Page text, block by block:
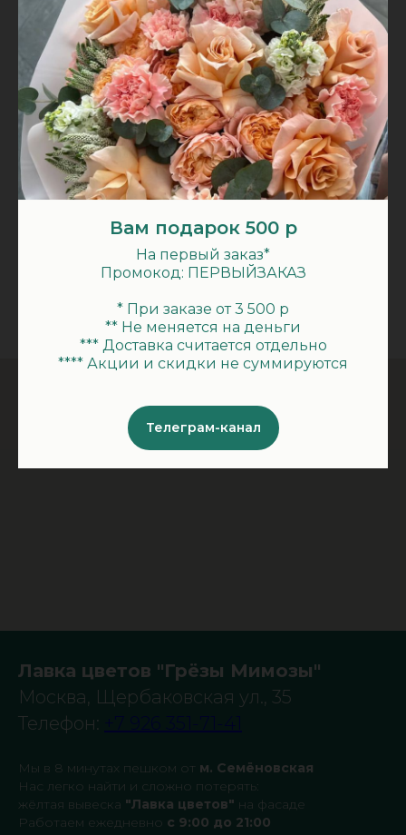
Дарим скидку 10%
За подписку на наш Телеграм-канал
Промокод: СЛАСТИМОРДАСТИ
*Акции и скидки не суммируются
Вам подарок 500 р
На первый заказ*
Промокод: ПЕРВЫЙЗАКАЗ
* При заказе от 3 500 р
** Не меняется на деньги
*** Доставка считается отдельно
**** Акции и скидки не суммируются
Телеграм-канал
А букет точно будет как на
фото?
А если я хочу другой букет?
Что насчёт доставки?
А карты принимаете?
Бонусная программа
Лавка цветов "Грёзы Мимозы"
Москва, Щербаковская ул., 35
Телефон:
Мы в 8 минутах пешком от м. Семёновская
Нас легко найти и сложно потерять:
жёлтая вывеска "Лавка цветов" на фасаде
Работаем ежедневно с 9:00 до 21:00